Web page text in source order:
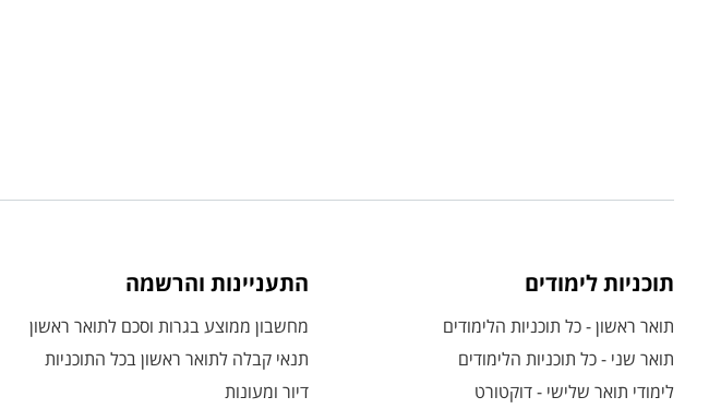
תוכניות לימודים
תואר ראשון - כל תוכניות הלימודים
תואר שני - כל תוכניות הלימודים
לימודי תואר שלישי - דוקטורט
התעניינות והרשמה
מחשבון ממוצע בגרות וסכם לתואר ראשון
תנאי קבלה לתואר ראשון בכל התוכניות
דיור ומעונות